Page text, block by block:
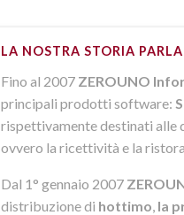
LA NOSTRA STORIA
Fino al 2007 ZEROUNO
principali prodotti software:
rispettivamente destinati alle
ovvero la ricettività e la
Dal 1° gennaio 2007
distribuzione di hottimo la